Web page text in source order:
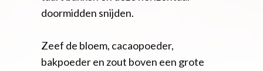
doormidden snijden.
Zeef de bloem, cacaopoeder,
bakpoeder en zout boven een grote